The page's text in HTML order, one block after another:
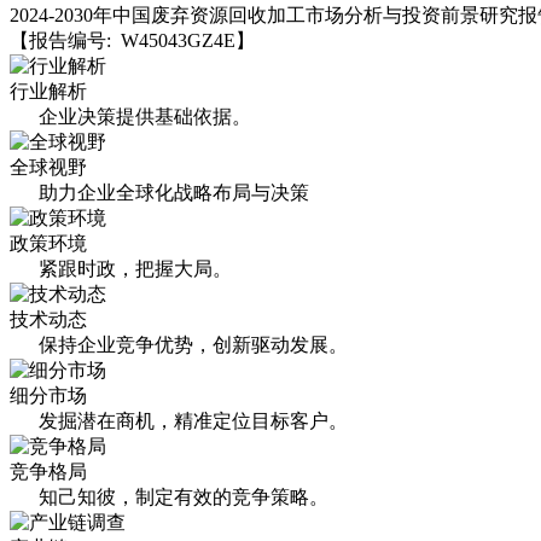
2024-2030年中国废弃资源回收加工市场分析与投资前景研究
【报告编号: W45043GZ4E】
行业解析
企业决策提供基础依据。
全球视野
助力企业全球化战略布局与决策
政策环境
紧跟时政，把握大局。
技术动态
保持企业竞争优势，创新驱动发展。
细分市场
发掘潜在商机，精准定位目标客户。
竞争格局
知己知彼，制定有效的竞争策略。